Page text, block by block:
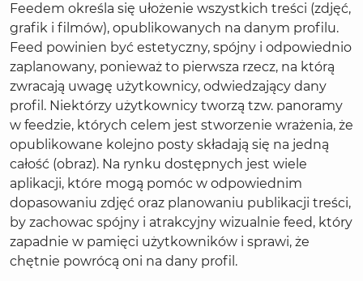
Feedem określa się ułożenie wszystkich treści (zdjęć,
grafik i filmów), opublikowanych na danym profilu.
Feed powinien być estetyczny, spójny i odpowiednio
zaplanowany, ponieważ to pierwsza rzecz, na którą
zwracają uwagę użytkownicy, odwiedzający dany
profil. Niektórzy użytkownicy tworzą tzw. panoramy
w feedzie, których celem jest stworzenie wrażenia, że
opublikowane kolejno posty składają się na jedną
całość (obraz). Na rynku dostępnych jest wiele
aplikacji, które mogą pomóc w odpowiednim
dopasowaniu zdjęć oraz planowaniu publikacji treści,
by zachowac spójny i atrakcyjny wizualnie feed, który
zapadnie w pamięci użytkowników i sprawi, że
chętnie powrócą oni na dany profil.